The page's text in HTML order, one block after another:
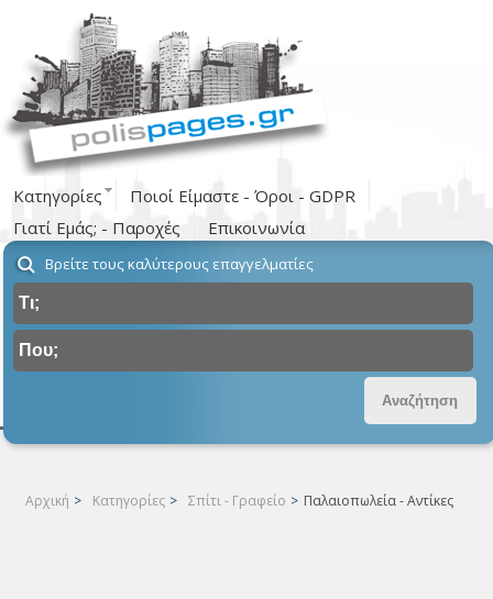
Κατηγορίες
Ποιοί Είμαστε - Όροι - GDPR
Γιατί Εμάς; - Παροχές
Επικοινωνία
Βρείτε τους καλύτερους επαγγελματίες
Αρχική > Κατηγορίες > Σπίτι - Γραφείο > Παλαιοπωλεία - Αντίκες